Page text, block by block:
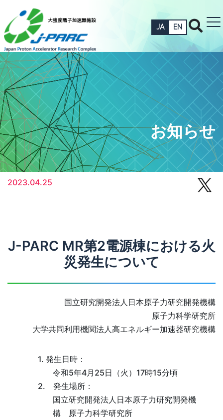
JA EN
お知らせ
2023.04.25
J-PARC MR第2電源棟における火
災発生について
国立研究開発法人日本原子力研究開発機構
原子力科学研究所
大学共同利用機関法人高エネルギー加速器研究機構
1. 発生日時：
令和5年4月25日（火）17時15分頃
2. 発生場所：
国立研究開発法人日本原子力研究開発機
構 原子力科学研究所